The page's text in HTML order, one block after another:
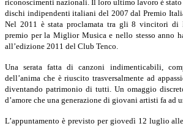
riconoscimenti nazionali. Il loro ultimo lavoro è
dischi indipendenti ita­liani del 2007 dal Premio
Nel 2011 è stata proclamata tra gli 8 vincitori di
premio per la Miglior Musica e nello stesso anno
all’edizione 2011 del Club Tenco.
Una serata fatta di canzoni indimenticabili,
dell’anima che è riuscito trasversalmente ad
diventando patrimonio di tutti. Un omaggio
d’amore che una generazione di giovani artisti fa ad
L’appuntamento è previsto per giovedì 12 luglio